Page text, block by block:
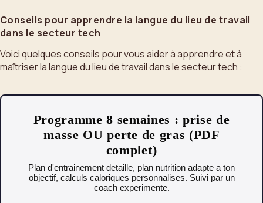
Conseils pour apprendre la langue du lieu de travail
dans le secteur tech
Voici quelques conseils pour vous aider à apprendre et à
maîtriser la langue du lieu de travail dans le secteur tech :
Programme 8 semaines : prise de
masse OU perte de gras (PDF
complet)
Plan d'entrainement detaille, plan nutrition adapte a ton
objectif, calculs caloriques personnalises. Suivi par un
coach experimente.